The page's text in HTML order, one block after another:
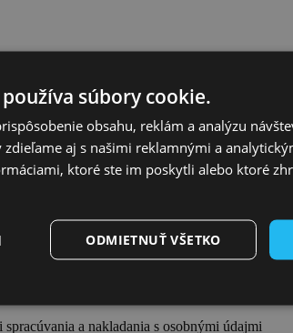
SPIEVA I. NA
a nakladania s osobnými údajmi
súbory cookie.
obsahu, reklám a analýzu
aj s našimi reklamnými a
ktoré ste im poskytli alebo ktoré
ODMIETNUŤ VŠETKO